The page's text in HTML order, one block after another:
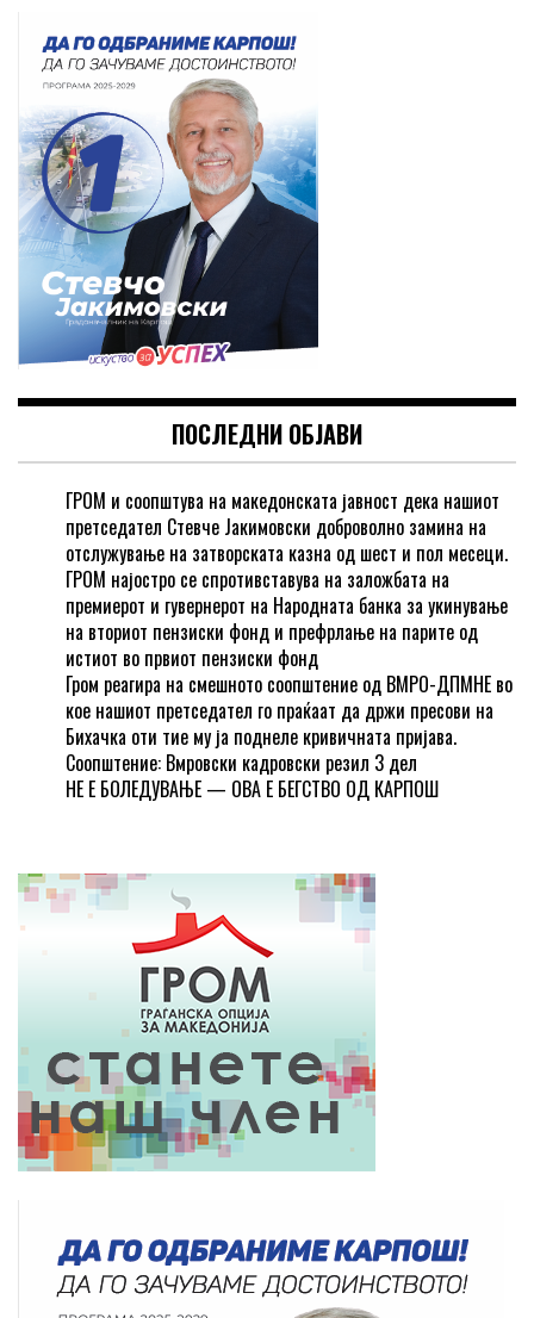
ПОСЛЕДНИ ОБЈАВИ
ГРОМ и соопштува на македонската јавност дека нашиот
претседател Стевче Јакимовски доброволно замина на
отслужување на затворската казна од шест и пол месеци.
ГРОМ најостро се спротивставува на заложбата на
премиерот и гувернерот на Народната банка за укинување
на вториот пензиски фонд и префрлање на парите од
истиот во првиот пензиски фонд
Гром реагира на смешното соопштение од ВМРО-ДПМНЕ во
кое нашиот претседател го праќаат да држи пресови на
Бихачка оти тие му ја поднеле кривичната пријава.
Соопштение: Вмровски кадровски резил 3 дел
НЕ Е БОЛЕДУВАЊЕ — ОВА Е БЕГСТВО ОД КАРПОШ